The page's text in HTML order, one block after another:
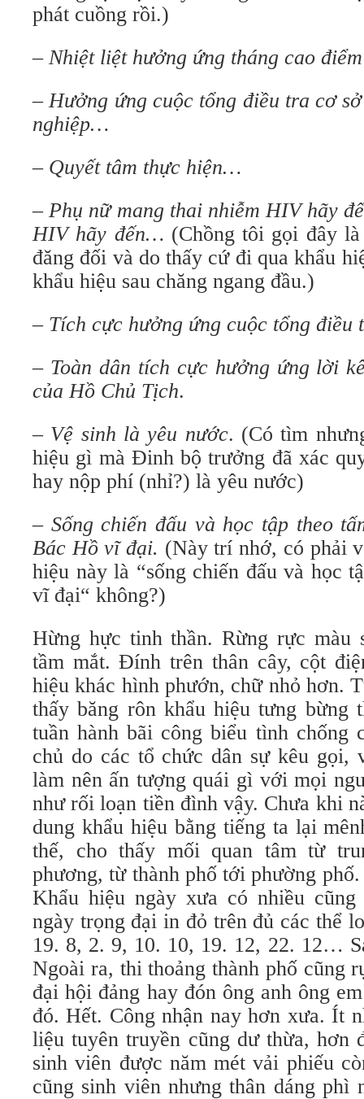
phát cuồng rồi.)
– Nhiệt liệt hưởng ứng tháng cao
–Hưởng ứng cuộc tổng điều tra cơ
nghiệp…
– Quyết tâm thực hiện…
–Phụ nữ mang thai nhiễm HIV hãy
HIV hãy đến… (Chồng tôi gọi đây
đăng đối và do thấy cứ đi qua khẩu
khẩu hiệu sau chăng ngang đầu.)
– Tích cực hưởng ứng cuộc tổng
– Toàn dân tích cực hưởng ứng lời
của Hồ Chủ Tịch.
– Vệ sinh là yêu nước. (Có tìm
hiệu gì mà Đinh bộ trưởng đã xác
hay nộp phí (nhỉ?) là yêu nước)
– Sống chiến đấu và học tập theo
Bác Hồ vĩ đại. (Này trí nhớ, có phải
hiệu này là “sống chiến đấu và học
vĩ đại“ không?)
Hừng hực tinh thần. Rừng rực màu
tầm mắt. Đính trên thân cây, cột
hiệu khác hình phướn, chữ nhỏ hơn.
thấy băng rôn khẩu hiệu tưng bừng
tuần hành bãi công biểu tình chống
chủ do các tổ chức dân sự kêu gọi,
làm nên ấn tượng quái gì với mọi
như rối loạn tiền đình vậy. Chưa khi
dung khẩu hiệu bằng tiếng ta lại
thế, cho thấy mối quan tâm từ
phương, từ thành phố tới phường
Khẩu hiệu ngày xưa có nhiều
ngày trọng đại in đỏ trên đủ các thể
19. 8, 2. 9, 10. 10, 19. 12, 22. 12…
Ngoài ra, thi thoảng thành phố cũng
đại hội đảng hay đón ông anh ông
đó. Hết. Công nhận nay hơn xưa. Ít
liệu tuyên truyền cũng dư thừa, hơn
sinh viên được năm mét vải phiếu
cũng sinh viên nhưng thân dáng phì